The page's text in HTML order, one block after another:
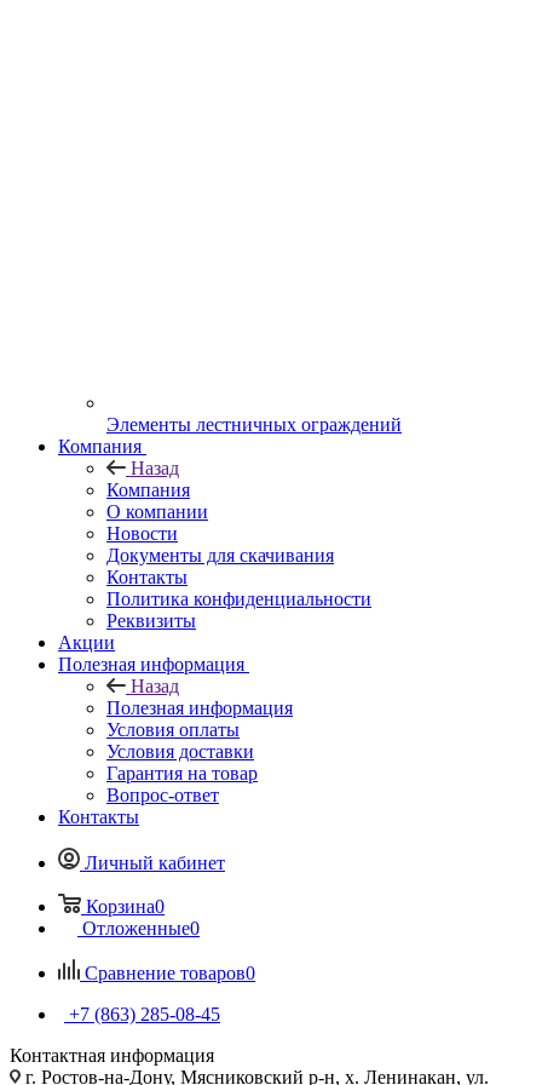
Элементы лестничных ограждений
Компания
Назад
Компания
О компании
Новости
Документы для скачивания
Контакты
Политика конфиденциальности
Реквизиты
Акции
Полезная информация
Назад
Полезная информация
Условия оплаты
Условия доставки
Гарантия на товар
Вопрос-ответ
Контакты
Личный кабинет
Корзина0
Отложенные0
Сравнение товаров0
+7 (863) 285-08-45
Контактная информация
г. Ростов-на-Дону, Мясниковский р-н, х. Ленинакан, ул.